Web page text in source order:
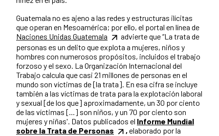
Guatemala no es ajeno a las redes y estructuras ilícitas
que operan en Mesoamérica; por ello, el portal en línea de
Naciones Unidas Guatemala
advierte que “La trata de
personas es un delito que explota a mujeres, niños y
hombres con numerosos propósitos, incluidos el trabajo
forzoso y el sexo. La Organización Internacional del
Trabajo calcula que casi 21 millones de personas en el
mundo son víctimas de [la trata]. En esa cifra se incluye
también a las víctimas de trata para la explotación laboral
y sexual [de los que] aproximadamente, un 30 por ciento
de las víctimas [...] son niños, y un 70 por ciento son
mujeres y niñas'. Datos publicados el Informe Mundial
sobre la Trata de Personas
, elaborado por la